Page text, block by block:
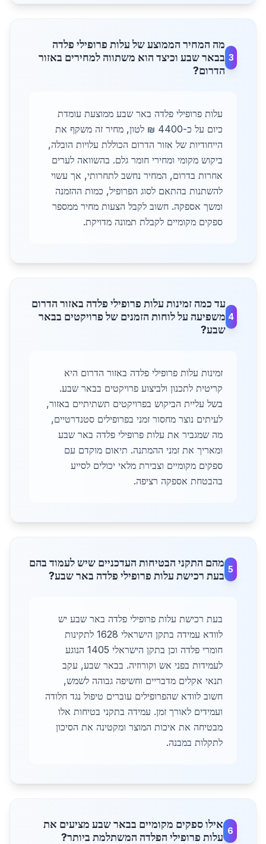
3
מה המחיר הממוצע של עלות פרופילי פלדה
בבאר שבע וכיצד הוא משתווה למחירים באזור
הדרום?
עלות פרופילי פלדה באר שבע ממוצעת עומדת
כיום על כ-4400 ₪ לטון, מחיר זה משקף את
הייחודיות של אזור הדרום הכוללת עלויות הובלה,
ביקוש מקומי ומחירי חומר גלם. בהשוואה לערים
אחרות בדרום, המחיר נחשב לתחרותי, אך עשוי
להשתנות בהתאם לסוג הפרופיל, כמות ההזמנה
ומשך אספקה. חשוב לקבל הצעות מחיר ממספר
ספקים מקומיים לקבלת תמונה מדויקת.
4
עד כמה זמינות עלות פרופילי פלדה באזור הדרום
משפיעה על לוחות הזמנים של פרויקטים בבאר
שבע?
זמינות עלות פרופילי פלדה באזור הדרום היא
קריטית לתכנון ולביצוע פרויקטים בבאר שבע.
בשל עליית הביקוש בפרויקטים תשתיתיים באזור,
לעיתים נוצר מחסור זמני בפרופילים סטנדרטיים,
מה שמגביר את עלות פרופילי פלדה באר שבע
ומאריך את זמני ההמתנה. תיאום מוקדם עם
ספקים מקומיים וצבירת מלאי יכולים לסייע
בהבטחת אספקה רציפה.
5
מהם התקני הבטיחות העדכניים שיש לעמוד בהם
בעת רכישת עלות פרופילי פלדה באר שבע?
בעת רכישת עלות פרופילי פלדה באר שבע יש
לוודא עמידה בתקן הישראלי 1628 לתקינות
חומרי פלדה וכן בתקן הישראלי 1405 הנוגע
לעמידות בפני אש וקורוזיה. בבאר שבע, עקב
תנאי אקלים מדבריים וחשיפה גבוהה לשמש,
חשוב לוודא שהפרופילים עוברים טיפול נגד חלודה
ועמידים לאורך זמן. עמידה בתקני בטיחות אלו
מבטיחה את איכות המוצר ומקטינה את הסיכון
לתקלות במבנה.
6
אילו ספקים מקומיים בבאר שבע מציעים את
עלות פרופילי הפלדה המשתלמת ביותר?